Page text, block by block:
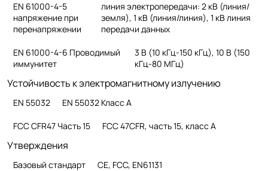
EN 61000-4-5
напряжение при
перенапряжении
линия электропередачи: 2 кВ (линия/
земля), 1 кВ (линия/линия), 1 кВ линия
передачи данных
EN 61000-4-6 Проводимый
иммунитет
3 В (10 кГц-150 кГц), 10 В (150
кГц-80 МГц)
Устойчивость к электромагнитному излучению
EN 55032 EN 55032 Класс A
FCC CFR47 Часть 15 FCC 47CFR, часть 15, класс A
Утверждения
Базовый стандарт CE, FCC, EN61131